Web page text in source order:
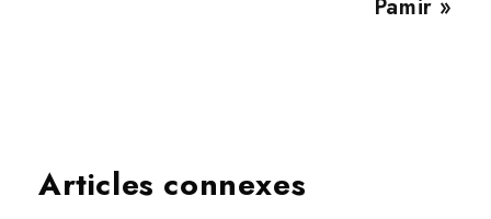
Pamir »
Articles connexes